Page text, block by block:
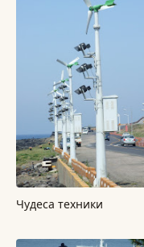
Чудеса техники